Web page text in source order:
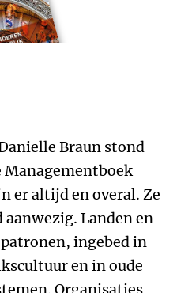
Braun stond
Managementboek
er altijd en overal. Ze
Landen en
ingebed in
en in oude